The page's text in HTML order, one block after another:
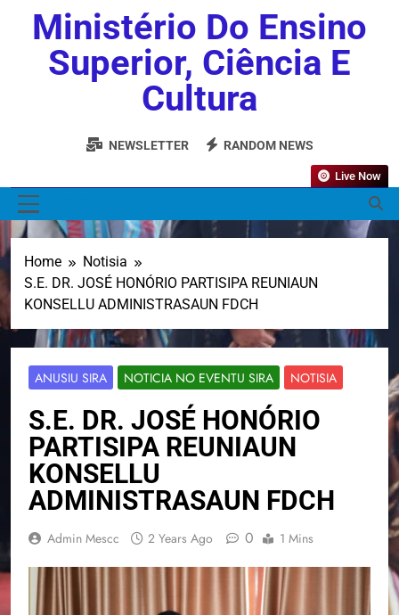
Ministério Do Ensino
Superior, Ciência E
Cultura
NEWSLETTER RANDOM NEWS
Live Now
Home
Notisia
S.E. DR. JOSÉ HONÓRIO PARTISIPA REUNIAUN
KONSELLU ADMINISTRASAUN FDCH
ANUSIU SIRA NOTICIA NO EVENTU SIRA NOTISIA
S.E. DR. JOSÉ HONÓRIO
PARTISIPA REUNIAUN
KONSELLU
ADMINISTRASAUN FDCH
Admin Mescc 2 Years Ago 0 1 Mins